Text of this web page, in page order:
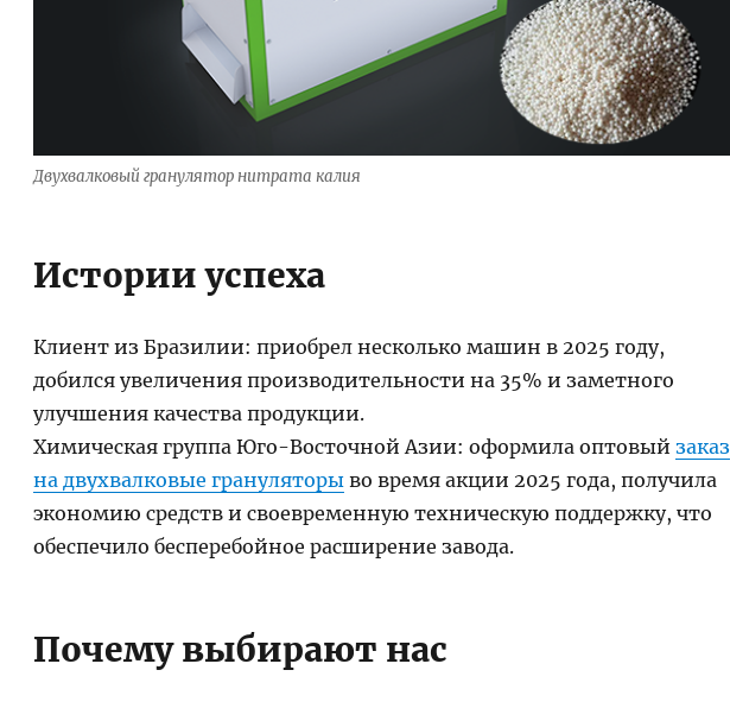
Двухвалковый гранулятор нитрата калия
Истории успеха
Клиент из Бразилии: приобрел несколько машин в 2025 году,
добился увеличения производительности на 35% и заметного
улучшения качества продукции.
Химическая группа Юго-Восточной Азии: оформила оптовый заказ
на двухвалковые грануляторыво время акции 2025 года, получила
экономию средств и своевременную техническую поддержку, что
обеспечило бесперебойное расширение завода.
Почему выбирают нас